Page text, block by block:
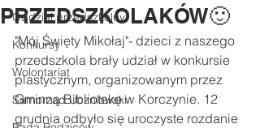
Oddział przedszkolny
Konkursy
Wolontariat
Samorząd Uczniowski
PRZEDSZKOLAKÓW🙂
"Mój Święty Mikołaj"- dzieci z naszego
przedszkola brały udział w konkursie
plastycznym, organizowanym przez
Gminną Bibliotekę w Korczynie. 12
grudnia odbyło się uroczyste rozdanie